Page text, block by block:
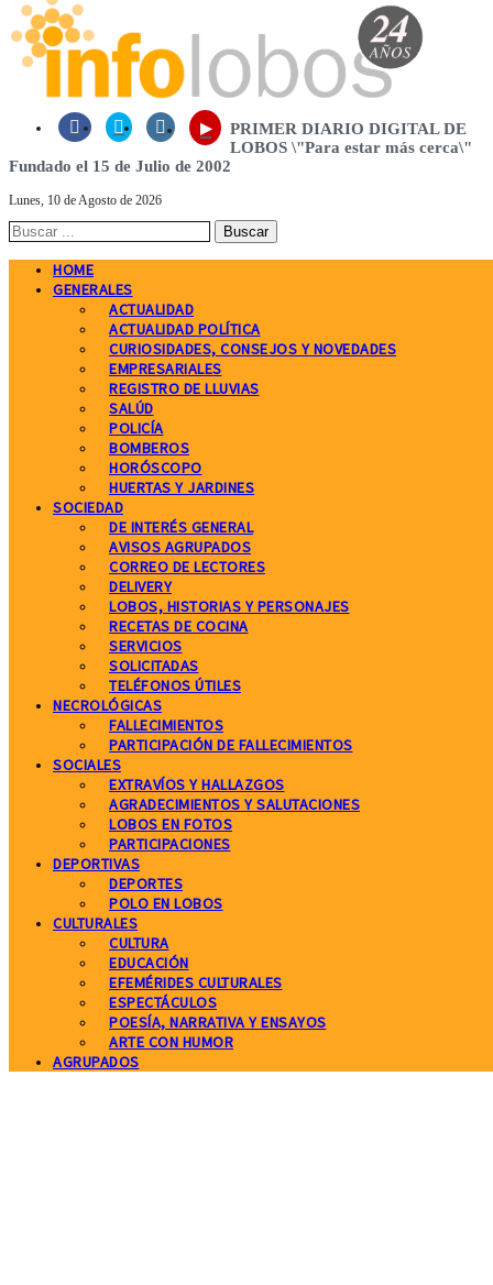
   ▸
PRIMER DIARIO DIGITAL DE
LOBOS \"Para estar más cerca\"
Fundado el 15 de Julio de 2002
Lunes, 10 de Agosto de 2026
HOME
GENERALES
ACTUALIDAD
ACTUALIDAD POLÍTICA
CURIOSIDADES, CONSEJOS Y NOVEDADES
EMPRESARIALES
REGISTRO DE LLUVIAS
SALÚD
POLICÍA
BOMBEROS
HORÓSCOPO
HUERTAS Y JARDINES
SOCIEDAD
DE INTERÉS GENERAL
AVISOS AGRUPADOS
CORREO DE LECTORES
DELIVERY
LOBOS, HISTORIAS Y PERSONAJES
RECETAS DE COCINA
SERVICIOS
SOLICITADAS
TELÉFONOS ÚTILES
NECROLÓGICAS
FALLECIMIENTOS
PARTICIPACIÓN DE FALLECIMIENTOS
SOCIALES
EXTRAVÍOS Y HALLAZGOS
AGRADECIMIENTOS Y SALUTACIONES
LOBOS EN FOTOS
PARTICIPACIONES
DEPORTIVAS
DEPORTES
POLO EN LOBOS
CULTURALES
CULTURA
EDUCACIÓN
EFEMÉRIDES CULTURALES
ESPECTÁCULOS
POESÍA, NARRATIVA Y ENSAYOS
ARTE CON HUMOR
AGRUPADOS